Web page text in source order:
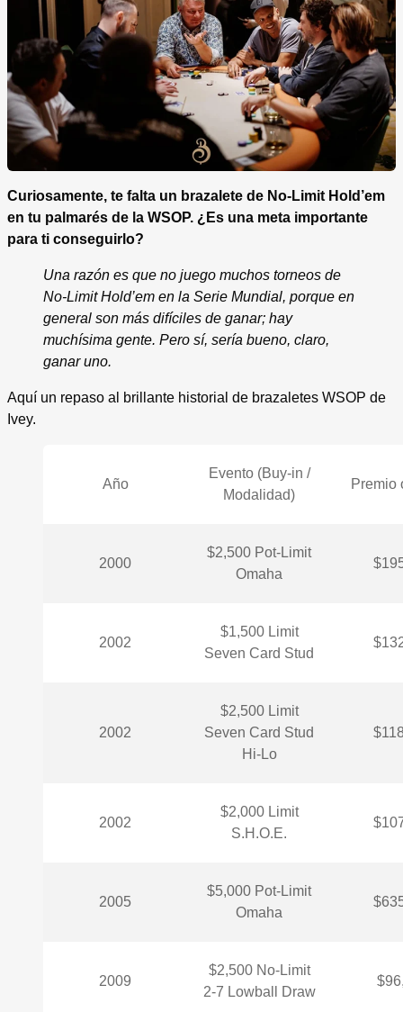
Curiosamente, te falta un brazalete de No-Limit Hold’em
en tu palmarés de la WSOP. ¿Es una meta importante
para ti conseguirlo?
Una razón es que no juego muchos torneos de
No-Limit Hold’em en la Serie Mundial, porque en
general son más difíciles de ganar; hay
muchísima gente. Pero sí, sería bueno, claro,
ganar uno.
Aquí un repaso al brillante historial de brazaletes WSOP de
Ivey.
Año
Evento (Buy-in /
Modalidad)
Premio
2000
$2,500 Pot-Limit
Omaha
2002
$1,500 Limit
Seven Card Stud
2002
$2,500 Limit
Seven Card Stud
Hi-Lo
2002
$2,000 Limit
S.H.O.E.
2005
$5,000 Pot-Limit
Omaha
2009
$2,500 No-Limit
2-7 Lowball Draw